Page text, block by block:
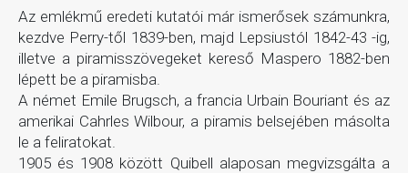
Az emlékmű eredeti kutatói már ismerősek számunkra,
kezdve Perry-től 1839-ben, majd Lepsiustól 1842-43 -ig,
illetve a piramisszövegeket kereső Maspero 1882-ben
lépett be a piramisba.
A német Emile Brugsch, a francia Urbain Bouriant és az
amerikai Cahrles Wilbour, a piramis belsejében másolta
le a feliratokat.
1905 és 1908 között Quibell alaposan megvizsgálta a